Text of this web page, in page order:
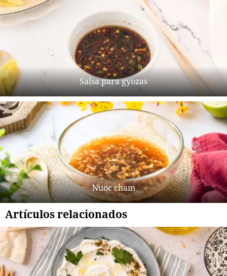
Salsa para gyozas
Nuoc cham
Artículos relacionados